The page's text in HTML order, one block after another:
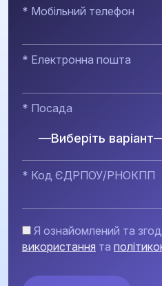
* Мобільний телефон
* Електронна пошта
* Посада
—Виберіть
* Код ЄДРПОУ/РНОКПП
Я ознайомлений та
використання та